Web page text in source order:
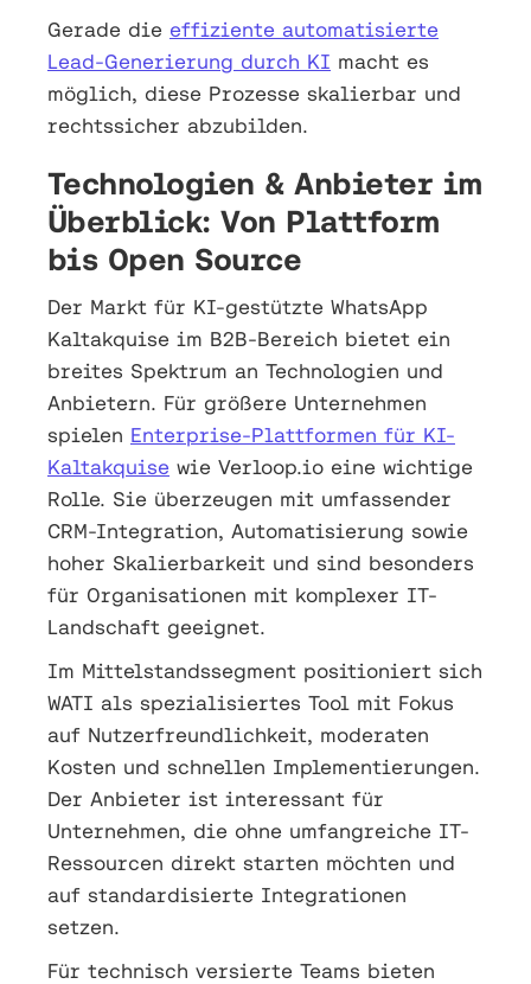
Gerade die effiziente automatisierte
Lead-Generierung durch KI macht es
möglich, diese Prozesse skalierbar und
rechtssicher abzubilden.
Technologien & Anbieter im
Überblick: Von Plattform
bis Open Source
Der Markt für KI-gestützte WhatsApp
Kaltakquise im B2B-Bereich bietet ein
breites Spektrum an Technologien und
Anbietern. Für größere Unternehmen
spielen Enterprise-Plattformen für KI-
Kaltakquise wie Verloop.io eine wichtige
Rolle. Sie überzeugen mit umfassender
CRM-Integration, Automatisierung sowie
hoher Skalierbarkeit und sind besonders
für Organisationen mit komplexer IT-
Landschaft geeignet.
Im Mittelstandssegment positioniert sich
WATI als spezialisiertes Tool mit Fokus
auf Nutzerfreundlichkeit, moderaten
Kosten und schnellen Implementierungen.
Der Anbieter ist interessant für
Unternehmen, die ohne umfangreiche IT-
Ressourcen direkt starten möchten und
auf standardisierte Integrationen
setzen.
Für technisch versierte Teams bieten